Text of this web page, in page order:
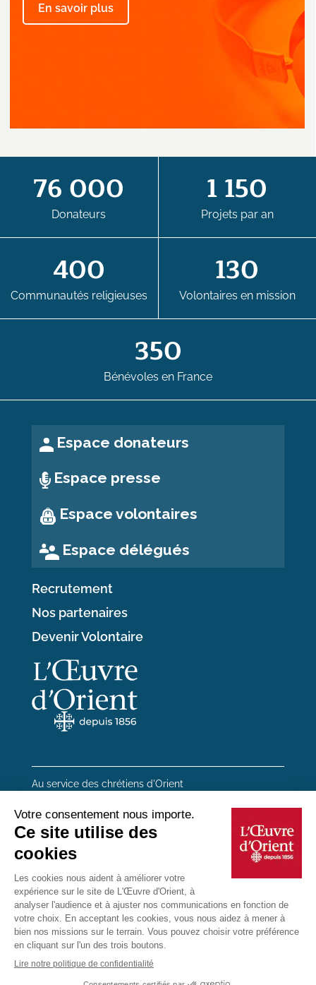
En savoir plus
76 000
Donateurs
1 150
Projets par an
400
Communautés religieuses
130
Volontaires en mission
350
Bénévoles en France
Espace donateurs
Espace presse
Espace volontaires
Espace délégués
Recrutement
Nos partenaires
Devenir Volontaire
Au service des chrétiens d'Orient
20 rue du Regard 75006 Paris
Mentions Légales
Plan du site